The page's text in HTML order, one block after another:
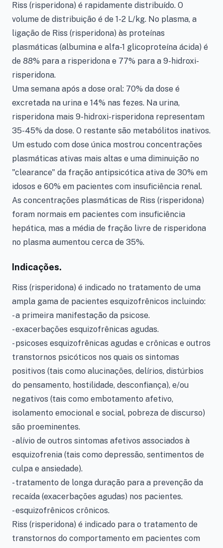
Riss (risperidona) é rapidamente distribuído. O
volume de distribuição é de 1-2 L/kg. No plasma, a
ligação de Riss (risperidona) às proteínas
plasmáticas (albumina e alfa-1 glicoproteína ácida) é
de 88% para a risperidona e 77% para a 9-hidroxi-
risperidona.
Uma semana após a dose oral: 70% da dose é
excretada na urina e 14% nas fezes. Na urina,
risperidona mais 9-hidroxi-risperidona representam
35-45% da dose. O restante são metabólitos inativos.
Um estudo com dose única mostrou concentrações
plasmáticas ativas mais altas e uma diminuição no
"clearance" da fração antipsicótica ativa de 30% em
idosos e 60% em pacientes com insuficiência renal.
As concentrações plasmáticas de Riss (risperidona)
foram normais em pacientes com insuficiência
hepática, mas a média de fração livre de risperidona
no plasma aumentou cerca de 35%.
Indicações.
Riss (risperidona) é indicado no tratamento de uma
ampla gama de pacientes esquizofrênicos incluindo:
- a primeira manifestação da psicose.
- exacerbações esquizofrênicas agudas.
- psicoses esquizofrênicas agudas e crônicas e outros
transtornos psicóticos nos quais os sintomas
positivos (tais como alucinações, delírios, distúrbios
do pensamento, hostilidade, desconfiança), e/ou
negativos (tais como embotamento afetivo,
isolamento emocional e social, pobreza de discurso)
são proeminentes.
- alívio de outros sintomas afetivos associados à
esquizofrenia (tais como depressão, sentimentos de
culpa e ansiedade).
- tratamento de longa duração para a prevenção da
recaída (exacerbações agudas) nos pacientes.
- esquizofrênicos crônicos.
Riss (risperidona) é indicado para o tratamento de
transtornos do comportamento em pacientes com